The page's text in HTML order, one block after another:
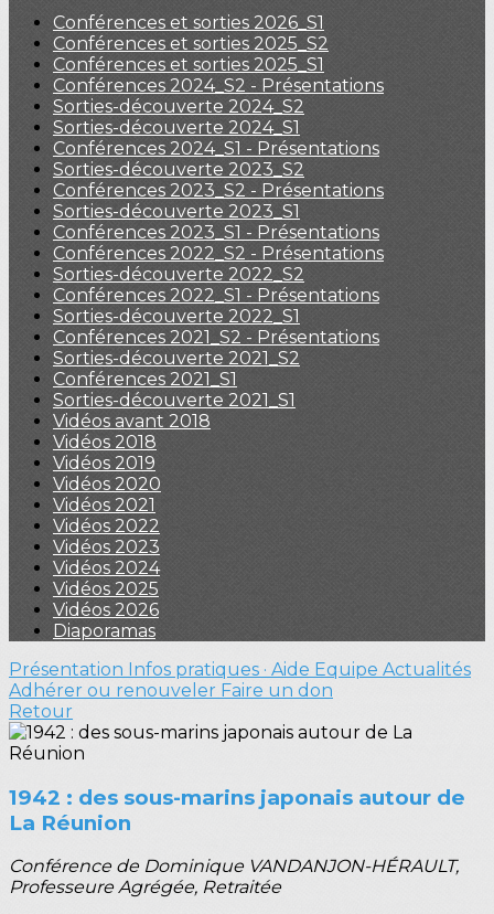
Conférences et sorties 2026_S1
Conférences et sorties 2025_S2
Conférences et sorties 2025_S1
Conférences 2024_S2 - Présentations
Sorties-découverte 2024_S2
Sorties-découverte 2024_S1
Conférences 2024_S1 - Présentations
Sorties-découverte 2023_S2
Conférences 2023_S2 - Présentations
Sorties-découverte 2023_S1
Conférences 2023_S1 - Présentations
Conférences 2022_S2 - Présentations
Sorties-découverte 2022_S2
Conférences 2022_S1 - Présentations
Sorties-découverte 2022_S1
Conférences 2021_S2 - Présentations
Sorties-découverte 2021_S2
Conférences 2021_S1
Sorties-découverte 2021_S1
Vidéos avant 2018
Vidéos 2018
Vidéos 2019
Vidéos 2020
Vidéos 2021
Vidéos 2022
Vidéos 2023
Vidéos 2024
Vidéos 2025
Vidéos 2026
Diaporamas
Présentation Infos pratiques · Aide Equipe Actualités
Adhérer ou renouveler Faire un don
Retour
1942 : des sous-marins japonais autour de
La Réunion
Conférence de Dominique VANDANJON-HÉRAULT,
Professeure Agrégée, Retraitée